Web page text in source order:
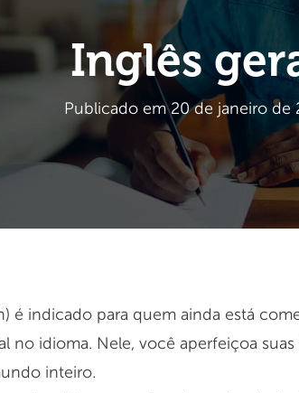
Inglês
Publicado em 20 de janeiro de
é indicado para quem ainda está
no idioma. Nele, você aperfeiçoa suas
inteiro.